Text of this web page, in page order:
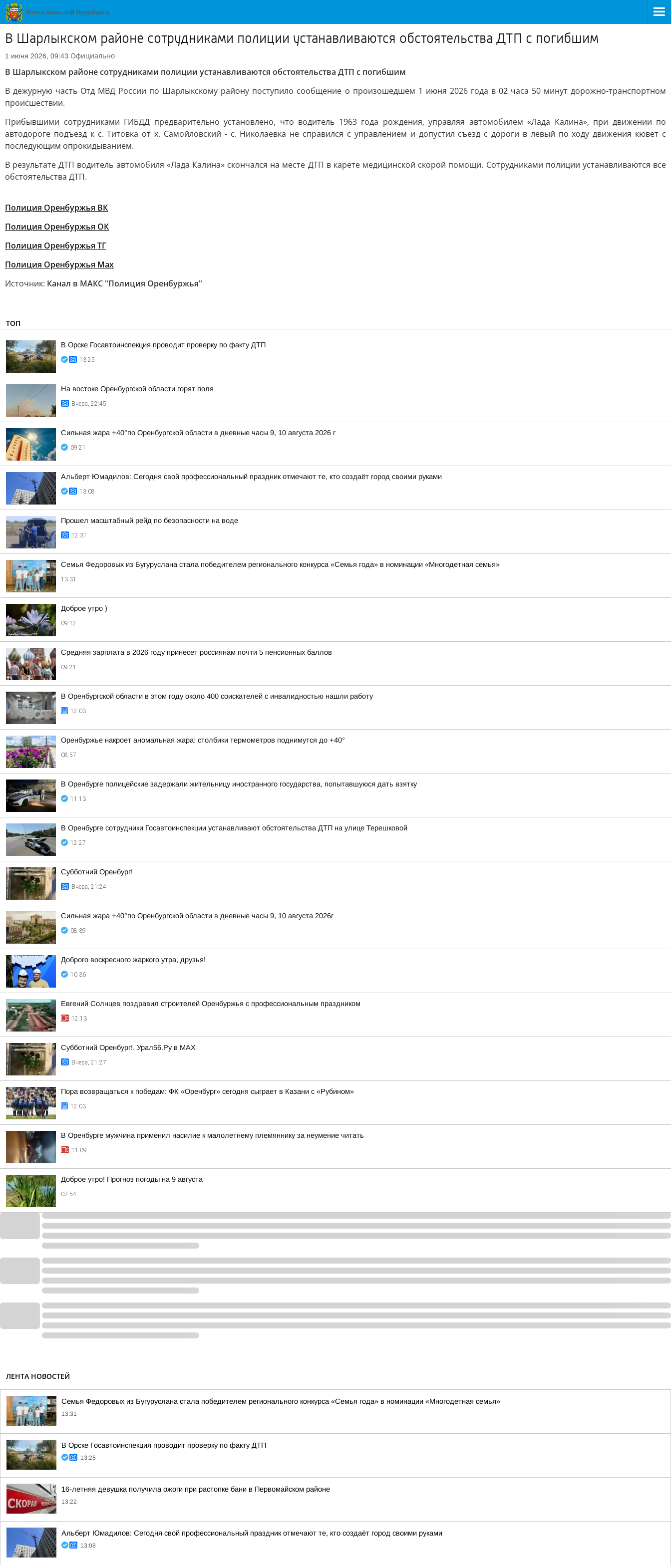
В Шарлыкском районе сотрудниками полиции устанавливаются обстоятельства ДТП с погибшим
1 июня 2026, 09:43 Официально
В Шарлыкском районе сотрудниками полиции устанавливаются обстоятельства ДТП с погибшим
В дежурную часть Отд МВД России по Шарлыкскому району поступило сообщение о произошедшем 1 июня 2026 года в 02 часа 50 минут дорожно-транспортном
происшествии.
Прибывшими сотрудниками ГИБДД предварительно установлено, что водитель 1963 года рождения, управляя автомобилем «Лада Калина», при движении по
автодороге подъезд к с. Титовка от х. Самойловский - с. Николаевка не справился с управлением и допустил съезд с дороги в левый по ходу движения кювет с
последующим опрокидыванием.
В результате ДТП водитель автомобиля «Лада Калина» скончался на месте ДТП в карете медицинской скорой помощи. Сотрудниками полиции устанавливаются все
обстоятельства ДТП.
Полиция Оренбуржья ВК
Полиция Оренбуржья ОК
Полиция Оренбуржья ТГ
Полиция Оренбуржья Мах
Источник: Канал в МАКС "Полиция Оренбуржья"
ТОП
В Орске Госавтоинспекция проводит проверку по факту ДТП
13:25
На востоке Оренбургской области горят поля
Вчера, 22:45
Сильная жара +40°по Оренбургской области в дневные часы 9, 10 августа 2026 г
09:21
Альберт Юмадилов: Сегодня свой профессиональный праздник отмечают те, кто создаёт город своими руками
13:08
Прошел масштабный рейд по безопасности на воде
12:31
Семья Федоровых из Бугуруслана стала победителем регионального конкурса «Семья года» в номинации «Многодетная семья»
13:31
Доброе утро )
09:12
Средняя зарплата в 2026 году принесет россиянам почти 5 пенсионных баллов
09:21
В Оренбургской области в этом году около 400 соискателей с инвалидностью нашли работу
12:03
Оренбуржье накроет аномальная жара: столбики термометров поднимутся до +40°
08:57
В Оренбурге полицейские задержали жительницу иностранного государства, попытавшуюся дать взятку
11:13
В Оренбурге сотрудники Госавтоинспекции устанавливают обстоятельства ДТП на улице Терешковой
12:27
Субботний Оренбург!
Вчера, 21:24
Сильная жара +40°по Оренбургской области в дневные часы 9, 10 августа 2026г
08:39
Доброго воскресного жаркого утра, друзья!
10:36
Евгений Солнцев поздравил строителей Оренбуржья с профессиональным праздником
12:13
Субботний Оренбург!. Урал56.Ру в МАХ
Вчера, 21:27
Пора возвращаться к победам: ФК «Оренбург» сегодня сыграет в Казани с «Рубином»
12:03
В Оренбурге мужчина применил насилие к малолетнему племяннику за неумение читать
11:09
Доброе утро! Прогноз погоды на 9 августа
07:54
ЛЕНТА НОВОСТЕЙ
Семья Федоровых из Бугуруслана стала победителем регионального конкурса «Семья года» в номинации «Многодетная семья»
13:31
В Орске Госавтоинспекция проводит проверку по факту ДТП
13:25
16-летняя девушка получила ожоги при растопке бани в Первомайском районе
13:22
Альберт Юмадилов: Сегодня свой профессиональный праздник отмечают те, кто создаёт город своими руками
13:08